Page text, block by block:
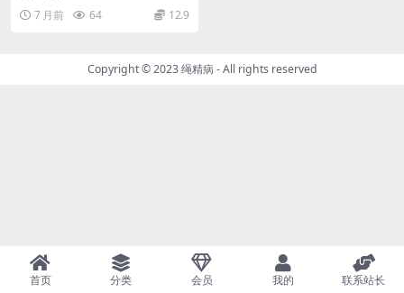
7 月前
64 12.9
Copyright © 2023绳精病- All rights reserved
首页 分类 会员 我的 联系站长